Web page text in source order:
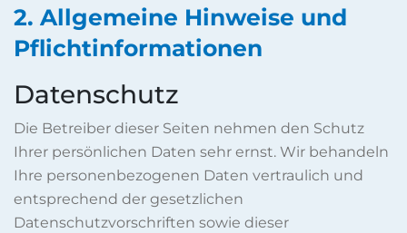
2. Allgemeine Hinweise und
Pflichtinformationen
Datenschutz
Die Betreiber dieser Seiten nehmen den Schutz
Ihrer persönlichen Daten sehr ernst. Wir behandeln
Ihre personenbezogenen Daten vertraulich und
entsprechend der gesetzlichen
Datenschutzvorschriften sowie dieser